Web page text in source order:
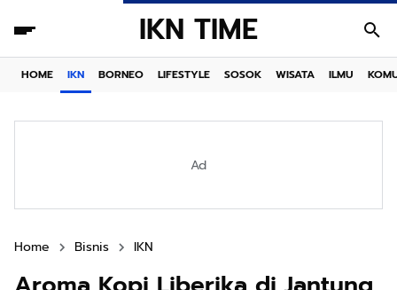
IKN TIME
HOME IKN BORNEO LIFESTYLE SOSOK WISATA ILMU
Ad
Home Bisnis IKN